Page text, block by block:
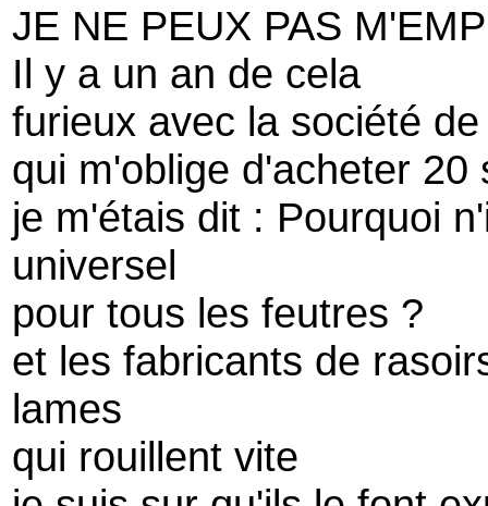
JE NE PEUX PAS
Il y a un an de cela
furieux avec la société
qui m'oblige d'acheter
je m'étais dit : Pourquoi
universel
pour tous les feutres ?
et les fabricants de
lames
qui rouillent vite